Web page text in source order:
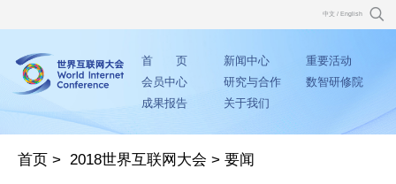
中文 / English
首 页 新闻中心
重要活动
会员中心
研究与合作
数智研修院
成果报告
关于我们
首页 > 2018世界互联网大会 >要闻